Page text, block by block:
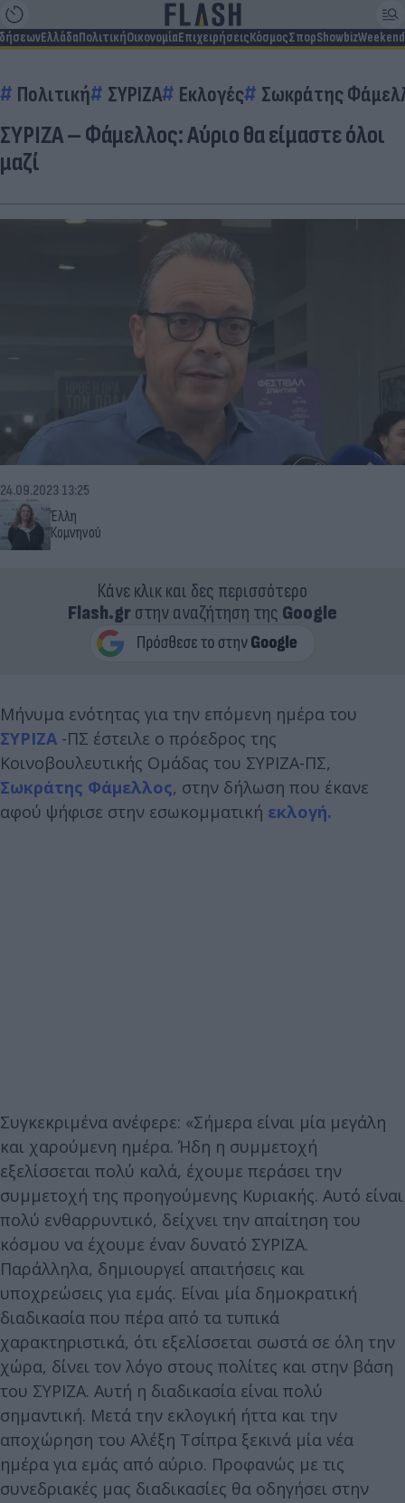
ΕλλάδαΠολιτικήΟικονομίαΕπιχειρήσειςΚόσμοςΣπορShowbizWeekend
Πολιτική ΣΥΡΙΖΑ Εκλογές Σωκράτης
ΣΥΡΙΖΑ – Φάμελλος: Αύριο θα είμαστε όλοι
μαζί
Έλλη
Κομνηνού
24.09.2023 13:25
Κάνε κλικ και δες περισσότερο
Flash.grστην αναζήτηση της Google
Μήνυμα ενότητας για την επόμενη ημέρα του
ΣΥΡΙΖΑ -ΠΣ έστειλε ο πρόεδρος της
Κοινοβουλευτικής Ομάδας του ΣΥΡΙΖΑ-ΠΣ,
Σωκράτης Φάμελλος, στην δήλωση που έκανε
αφού ψήφισε στην εσωκομματική εκλογή.
Συγκεκριμένα ανέφερε: «Σήμερα είναι μία μεγάλη
και χαρούμενη ημέρα. Ήδη η συμμετοχή
εξελίσσεται πολύ καλά, έχουμε περάσει την
συμμετοχή της προηγούμενης Κυριακής. Αυτό είναι
πολύ ενθαρρυντικό, δείχνει την απαίτηση του
κόσμου να έχουμε έναν δυνατό ΣΥΡΙΖΑ.
Παράλληλα, δημιουργεί απαιτήσεις και
υποχρεώσεις για εμάς. Είναι μία δημοκρατική
διαδικασία που πέρα από τα τυπικά
χαρακτηριστικά, ότι εξελίσσεται σωστά σε όλη την
χώρα, δίνει τον λόγο στους πολίτες και στην βάση
του ΣΥΡΙΖΑ. Αυτή η διαδικασία είναι πολύ
σημαντική. Μετά την εκλογική ήττα και την
αποχώρηση του Αλέξη Τσίπρα ξεκινά μία νέα
ημέρα για εμάς από αύριο. Προφανώς με τις
συνεδριακές μας διαδικασίες θα οδηγήσει στην